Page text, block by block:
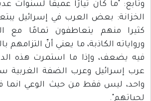
وتابع: "ما كان تيارًا عميقًا لسنوات
الخزانة: بعض العرب في إسرائيل
كثيرا منهم يتعاطفون تمامًا مع
ورواياته الكاذبة، ما يعني أنّ التزامهم
فيه يضعف، وإذا ما استمرت هذه
عرب إسرائيل وعرب الضفة الغربية
واحد، ليس فقط من حيث الوعي انما
لحياتهم".